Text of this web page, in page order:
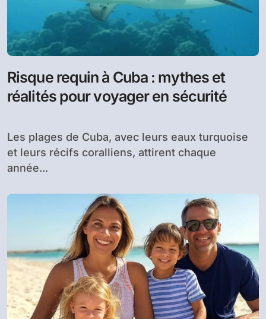
Risque requin à Cuba : mythes et
réalités pour voyager en sécurité
Les plages de Cuba, avec leurs eaux turquoise
et leurs récifs coralliens, attirent chaque
année...